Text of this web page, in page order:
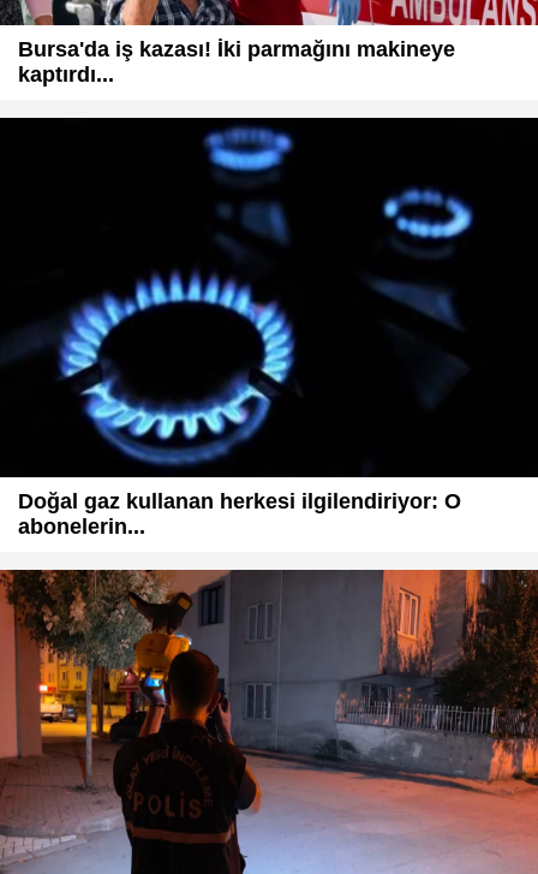
Bursa'da iş kazası! İki parmağını makineye
kaptırdı...
Doğal gaz kullanan herkesi ilgilendiriyor: O
abonelerin...